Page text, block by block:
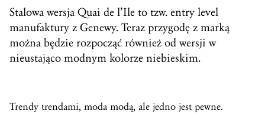
Stalowa wersja Quai de l’Ile to tzw. entry level
manufaktury z Genewy. Teraz przygodę z marką
można będzie rozpocząć również od wersji w
nieustająco modnym kolorze niebieskim.
Trendy trendami, moda modą, ale jedno jest pewne.